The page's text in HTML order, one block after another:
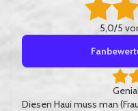
5,0/5
Diesen Haui muss man